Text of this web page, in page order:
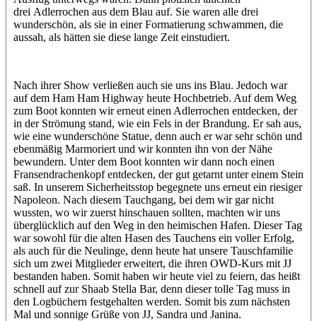
drei Adlerrochen aus dem Blau auf. Sie waren alle drei
wunderschön, als sie in einer Formatierung schwammen, die
aussah, als hätten sie diese lange Zeit einstudiert.
Nach ihrer Show verließen auch sie uns ins Blau. Jedoch war
auf dem Ham Ham Highway heute Hochbetrieb. Auf dem Weg
zum Boot konnten wir erneut einen Adlerrochen entdecken, der
in der Strömung stand, wie ein Fels in der Brandung. Er sah aus,
wie eine wunderschöne Statue, denn auch er war sehr schön und
ebenmäßig Marmoriert und wir konnten ihn von der Nähe
bewundern. Unter dem Boot konnten wir dann noch einen
Fransendrachenkopf entdecken, der gut getarnt unter einem Stein
saß. In unserem Sicherheitsstop begegnete uns erneut ein riesiger
Napoleon. Nach diesem Tauchgang, bei dem wir gar nicht
wussten, wo wir zuerst hinschauen sollten, machten wir uns
überglücklich auf den Weg in den heimischen Hafen. Dieser Tag
war sowohl für die alten Hasen des Tauchens ein voller Erfolg,
als auch für die Neulinge, denn heute hat unsere Tauschfamilie
sich um zwei Mitglieder erweitert, die ihren OWD-Kurs mit JJ
bestanden haben. Somit haben wir heute viel zu feiern, das heißt
schnell auf zur Shaab Stella Bar, denn dieser tolle Tag muss in
den Logbüchern festgehalten werden. Somit bis zum nächsten
Mal und sonnige Grüße von JJ, Sandra und Janina.